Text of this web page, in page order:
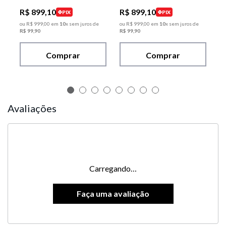
R$ 899,10
PIX
ou R$ 99900 em 10x sem juros de
R$ 99 90
Comprar
R$ 899,10
PIX
ou R$ 99900 em 10x sem juros de
R$ 99 90
Comprar
Avaliações
Carregando…